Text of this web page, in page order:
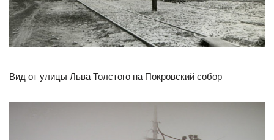
Вид от улицы Льва Толстого на Покровский собор